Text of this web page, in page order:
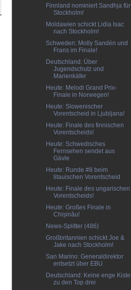
Finnland nominiert Sandhja für
Stockholm!
Moldawien schickt Lidia Isac
nach Stockholm!
Schweden: Molly Sandén und
Frans im Finale!
Deutschland: Über
Jugendschutz und
Marienkäfer
Heute: Melodi Grand Prix-
Finale in Norwegen!
Heute: Slowenischer
Vorentscheid in Ljubljana!
Heute: Finale des finnischen
Vorentscheids!
Heute: Schwedisches
Fernsehen sendet aus
Gävle
Heute: Runde #8 beim
litauischen Vorentscheid
Heute: Finale des ungarischen
Vorentscheids!
Heute: Großes Finale in
Chișinău!
News-Splitter (486)
Großbritannien schickt Joe &
Jake nach Stockholm!
San Marino: Generaldirektor
entsetzt über EBU
Deutschland: Keine enge Kiste
zu den Top drei